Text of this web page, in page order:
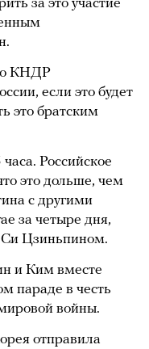
за это участие
КНДР
если это будет
это братским
Российское
это дольше, чем
с другими
за четыре дня,
Си Цзиньпином.
и Ким вместе
параде в честь
войны.
отправила